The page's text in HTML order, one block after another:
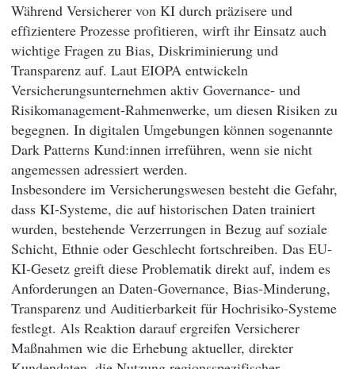
Während Versicherer von KI durch präzisere und
effizientere Prozesse profitieren, wirft ihr Einsatz auch
wichtige Fragen zu Bias, Diskriminierung und
Transparenz auf. Laut EIOPA entwickeln
Versicherungsunternehmen aktiv Governance- und
Risikomanagement-Rahmenwerke, um diesen Risiken zu
begegnen. In digitalen Umgebungen können sogenannte
Dark Patterns Kund:innen irreführen, wenn sie nicht
angemessen adressiert werden.
Insbesondere im Versicherungswesen besteht die Gefahr,
dass KI-Systeme, die auf historischen Daten trainiert
wurden, bestehende Verzerrungen in Bezug auf soziale
Schicht, Ethnie oder Geschlecht fortschreiben. Das EU-
KI-Gesetz greift diese Problematik direkt auf, indem es
Anforderungen an Daten-Governance, Bias-Minderung,
Transparenz und Auditierbarkeit für Hochrisiko-Systeme
festlegt. Als Reaktion darauf ergreifen Versicherer
Maßnahmen wie die Erhebung aktueller, direkter